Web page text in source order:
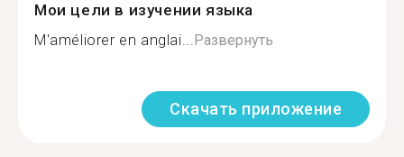
Мои цели в изучении языка
M'améliorer en anglai...Развернуть
Скачать приложение